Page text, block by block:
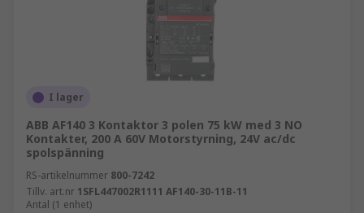
I lager
ABB AF140 3 Kontaktor 3 polen 75 kW med 3 NO
Kontakter, 200 A 60V Motorstyrning, 24V ac/dc
spolspänning
RS-artikelnummer 800-7242
Tillv. art.nr 1SFL447002R1111 AF140-30-11B-11
Antal (1 enhet)